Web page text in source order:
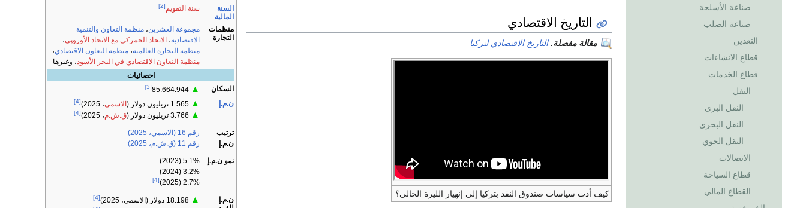
صناعة الأسلحة
صناعة الصلب
التعدين
قطاع الانشاءات
قطاع الخدمات
النقل
النقل البري
النقل البحري
النقل الجوي
الاتصالات
قطاع السياحة
القطاع المالي
السنة
المالية
سنة التقويم[2]
منظمات
التجارة
مجموعة العشرين، منظمة التعاون والتنمية
الاقتصادية، الاتحاد الجمركي مع الاتحاد الأوروپي،
منظمة التجارة العالمية، منظمة التعاون الاقتصادي،
منظمة التعاون الاقتصادي في البحر الأسود، وغيرها
احصائيات
السكان
▲
[3]
ن.م.إ ▲ الاسمي، 2025) [4]
▲ ق.ش.م، 2025) [4]
ترتيب
ن.م.إ
رقم 16 (الاسمي، 2025)
رقم 11 (ق.ش.م، 2025)
نمو ن.م.إ
5.1% (2023)
3.2% (2024)
2.7% (2025)
[4]
ن.م.إ
▲
[4]
التاريخ الاقتصادي
مقالة مفصلة:التاريخ الاقتصادي لتركيا
كيف أدت سياسات صندوق النقد بتركيا إلى إنهيار الليرة الحالي؟